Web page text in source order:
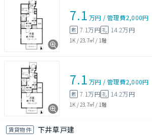
7.1 万円 /管理費2,000円
敷 7.1万円礼 14.2万円
1K / 23.7㎡ / 1階
7.1 万円 /管理費2,000円
敷 7.1万円礼 14.2万円
1K / 23.7㎡ / 1階
賃貸物件 下井草戸建